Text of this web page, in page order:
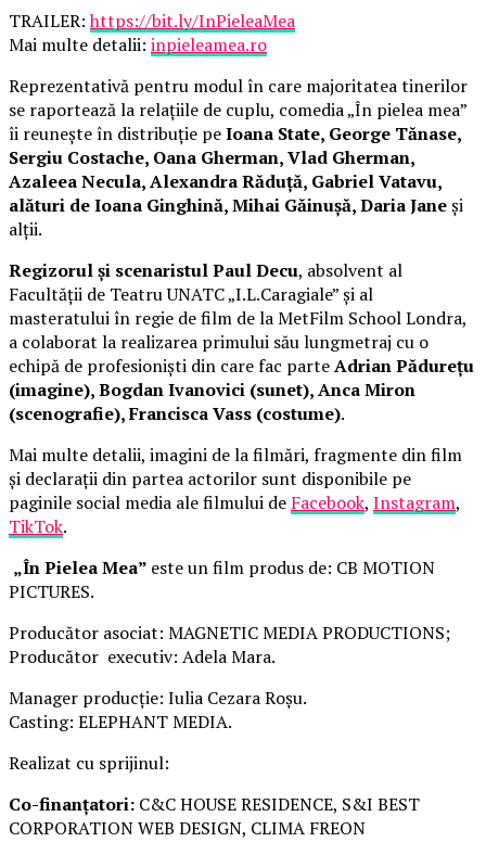
TRAILER:https://bit.ly/InPieleaMea
Mai multe detalii: inpieleamea.ro
Reprezentativă pentru modul în care majoritatea tinerilor
se raportează la relațiile de cuplu, comedia „În pielea mea”
îi reunește în distribuție peIoana State, George Tănase,
Sergiu Costache, Oana Gherman, Vlad Gherman,
Azaleea Necula, Alexandra Răduță, Gabriel Vatavu,
alături de Ioana Ginghină, Mihai Găinușă, Daria Janeși
alții.
Regizorul și scenaristul Paul Decu, absolvent al
Facultății de Teatru UNATC „I.L.Caragiale” și al
masteratului în regie de film de la MetFilm School Londra,
a colaborat la realizarea primului său lungmetraj cu o
echipă de profesioniști din care fac parteAdrian Pădurețu
(imagine), Bogdan Ivanovici (sunet), Anca Miron
(scenografie), Francisca Vass (costume).
Mai multe detalii, imagini de la filmări, fragmente din film
și declarații din partea actorilor sunt disponibile pe
paginile social media ale filmului de Facebook, Instagram,
TikTok.
„În Pielea Mea” este un film produs de: CB MOTION
PICTURES.
Producător asociat: MAGNETIC MEDIA PRODUCTIONS;
Producător executiv: Adela Mara.
Manager producție: Iulia Cezara Roșu.
Casting: ELEPHANT MEDIA.
Realizat cu sprijinul:
Co-finanțatori: C&C HOUSE RESIDENCE, S&I BEST
CORPORATION WEB DESIGN, CLIMA FREON